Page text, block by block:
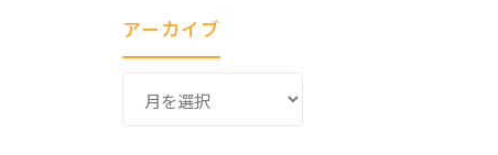
アーカイブ